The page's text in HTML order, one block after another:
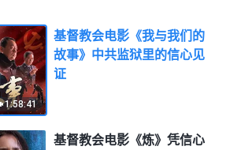
1:58:41
基督教会电影《我与我们的
故事》中共监狱里的信心见
证
基督教会电影《炼》凭信心